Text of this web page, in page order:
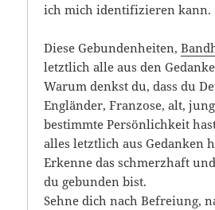
ich mich identifizieren kann.
Diese Gebundenheiten,
letztlich alle aus den
Warum denkst du, dass du
Engländer, Franzose, alt,
bestimmte Persönlichkeit
alles letztlich aus Gedanken
Erkenne das schmerzhaft
du gebunden bist.
Sehne dich nach Befreiung,